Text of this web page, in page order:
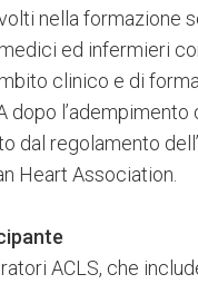
nella formazione
ed infermieri
clinico e di
dopo l’adempimento
dal regolamento
Heart Association.
ACLS, che